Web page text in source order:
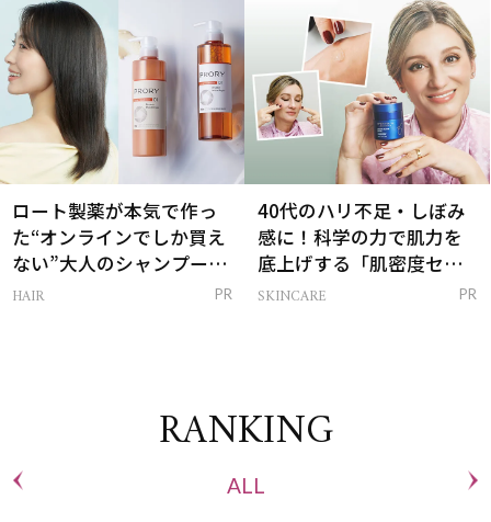
ロート製薬が本気で作っ
た“オンラインでしか買え
ない”大人のシャンプー＆
トリートメントって？
HAIR PR
40代のハリ不足・しぼみ
感に！科学の力で肌力を
底上げする「肌密度セラ
ム」
SKINCARE PR
RANKING
ALL